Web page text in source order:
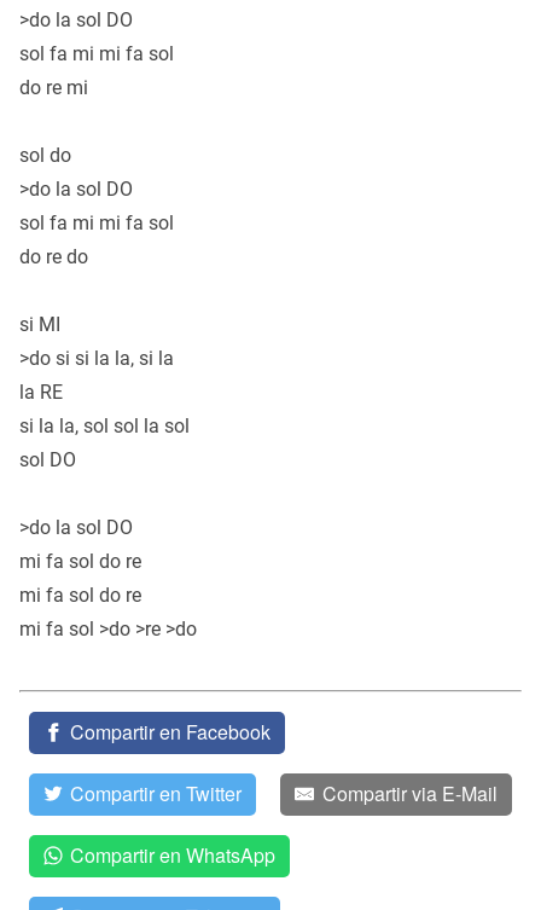
>do la sol DO
sol fa mi mi fa sol
do re mi
sol do
>do la sol DO
sol fa mi mi fa sol
do re do
si MI
>do si si la la, si la
la RE
si la la, sol sol la sol
sol DO
>do la sol DO
mi fa sol do re
mi fa sol do re
mi fa sol >do >re >do
Compartir en Facebook
Compartir en Twitter Compartir via E-Mail
Compartir en WhatsApp